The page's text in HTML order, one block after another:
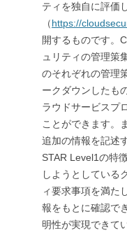
ティを独自に評価
（https://
開するものです。
ュリティの管理策
のそれぞれの管理
ークダウンしたも
ラウドサービスプ
ことができます。
追加の情報を記述
STAR Level1の特
しようとしている
ィ要求事項を満た
報をもとに確認で
明性が実現できて